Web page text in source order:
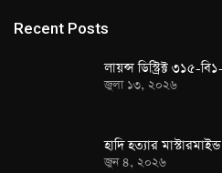
Recent Posts
লায়ন্স ডিস্ট্রিক্ট ৩১৫-
জুলা ১৩, ২০২৬
হাদি হত্যার
জুন ৪, ২০২৬